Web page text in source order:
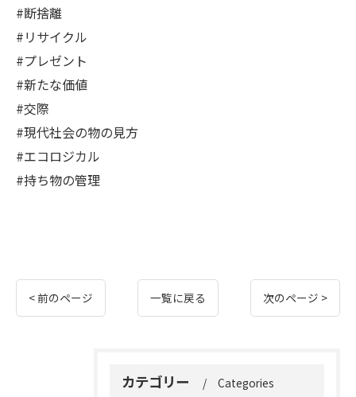
#断捨離
#リサイクル
#プレゼント
#新たな価値
#交際
#現代社会の物の見方
#エコロジカル
#持ち物の管理
< 前のページ 一覧に戻る 次のページ >
カテゴリー Categories